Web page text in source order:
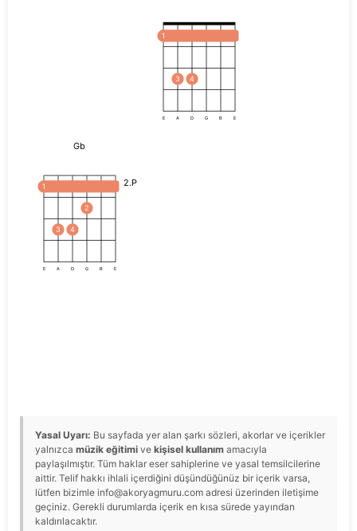
1
3 4
E A D G B E
Gb
2.P
1
3 4
2
E A D G B E
Yasal Uyarı: Bu sayfada yer alan şarkı sözleri, akorlar ve içerikler
yalnızca müzik eğitimi ve kişisel kullanım amacıyla
paylaşılmıştır. Tüm haklar eser sahiplerine ve yasal temsilcilerine
aittir. Telif hakkı ihlali içerdiğini düşündüğünüz bir içerik varsa,
lütfen bizimle info@akoryagmuru.com adresi üzerinden iletişime
geçiniz. Gerekli durumlarda içerik en kısa sürede yayından
kaldırılacaktır.